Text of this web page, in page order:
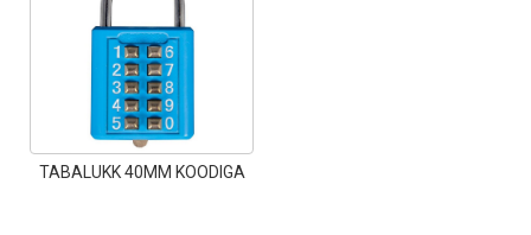
TABALUKK 40MM KOODIGA
7.30 €.